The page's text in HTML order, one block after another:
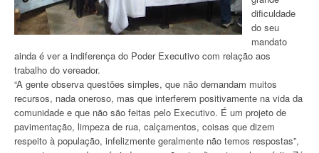
dificuldade
do seu
mandato
ainda é ver a indiferença do Poder Executivo com relação aos
trabalho do vereador.
“A gente observa questões simples, que não demandam muitos
recursos, nada oneroso, mas que interferem positivamente na vida da
comunidade e que não são feitas pelo Executivo. É um projeto de
pavimentação, limpeza de rua, calçamentos, coisas que dizem
respeito à população, infelizmente geralmente não temos respostas”,